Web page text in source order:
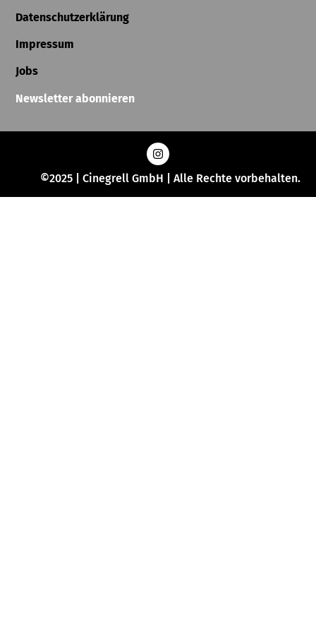
Datenschutzerklärung
Impressum
Jobs
Newsletter abonnieren
©2025 | Cinegrell GmbH | Alle Rechte vorbehalten.